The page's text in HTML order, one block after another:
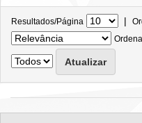
Resultados/Página |